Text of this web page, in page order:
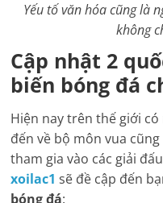
Yếu tố văn hóa cũng là
không
Cập nhật 2
biến bóng đá
Hiện nay trên thế giới
đến về bộ môn vua
tham gia vào các giải
xoilac1 sẽ đề cập đến
bóng đá: